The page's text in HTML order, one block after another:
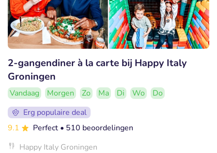
2-gangendiner à la carte bij Happy Italy
Groningen
Vandaag Morgen Zo Ma Di Wo
Do
Erg populaire deal
9.1
Perfect • 510 beoordelingen
Happy Italy Groningen